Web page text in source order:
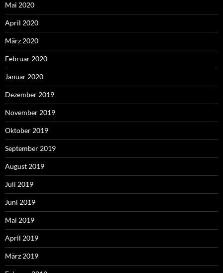
Mai 2020
April 2020
März 2020
Februar 2020
Januar 2020
Dezember 2019
November 2019
Oktober 2019
September 2019
August 2019
Juli 2019
Juni 2019
Mai 2019
April 2019
März 2019